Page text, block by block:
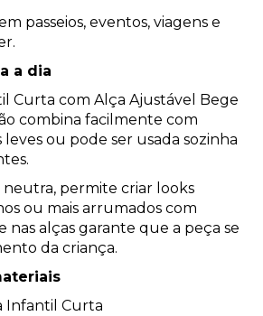
passeios, eventos, viagens e
a dia
Curta com Alça Ajustável Bege
combina facilmente com
leves ou pode ser usada sozinha
neutra, permite criar looks
ou mais arrumados com
nas alças garante que a peça se
da criança.
Infantil Curta